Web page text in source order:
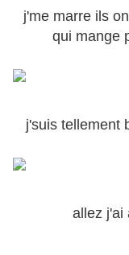
j'me marre ils
qui mange
j'suis tellement
allez j'ai